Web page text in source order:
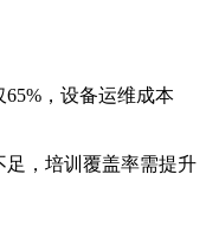
，设备运维成本
，培训覆盖率需提升